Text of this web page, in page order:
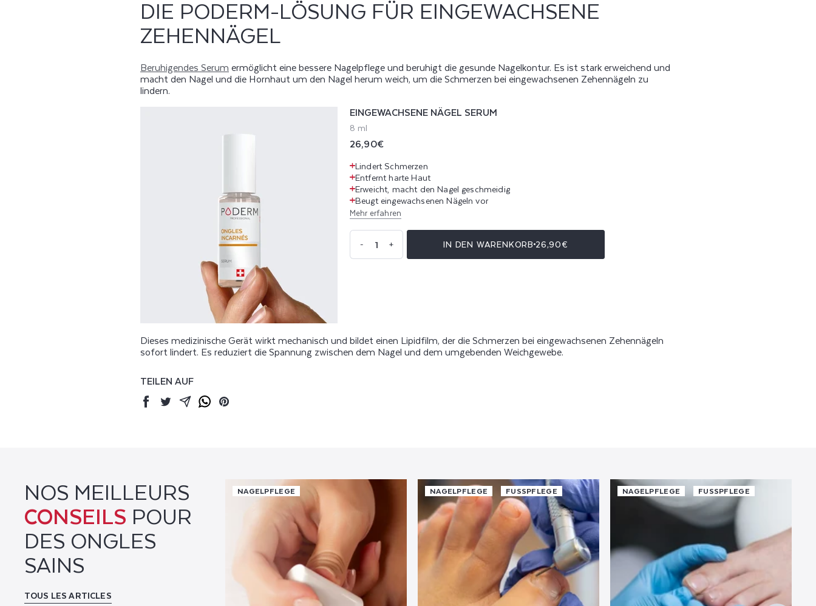
DIE PODERM-LÖSUNG FÜR EINGEWACHSENE
ZEHENNÄGEL
Beruhigendes Serum ermöglicht eine bessere Nagelpflege und beruhigt die gesunde Nagelkontur. Es ist stark erweichend und
macht den Nagel und die Hornhaut um den Nagel herum weich, um die Schmerzen bei eingewachsenen Zehennägeln zu
lindern.
EINGEWACHSENE NÄGEL SERUM
8 ml
Normaler
26,90€
Lindert Schmerzen
Entfernt harte Haut
Erweicht, macht den Nagel geschmeidig
Beugt eingewachsenen Nägeln vor
Mehr erfahren
Anzahl
Verringere
Menge
- Erhöhe
Menge
+ IN DEN WARENKORB 26,90€
Dieses medizinische Gerät wirkt mechanisch und bildet einen Lipidfilm, der die Schmerzen bei eingewachsenen Zehennägeln
sofort lindert. Es reduziert die Spannung zwischen dem Nagel und dem umgebenden Weichgewebe.
TEILEN AUF
FacebookTwitterMail WhatsappPinterest
NOS MEILLEURS
CONSEILS POUR
DES ONGLES
SAINS
TOUS LES ARTICLES
NAGELPFLEGE NAGELPFLEGE FUSSPFLEGE NAGELPFLEGE FUSSPFLEGE